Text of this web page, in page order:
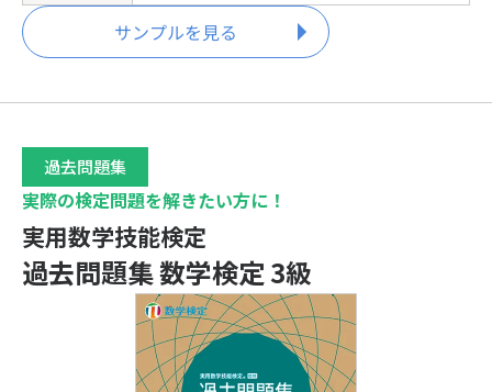
サンプルを見る
過去問題集
実際の検定問題を解きたい方に！
実用数学技能検定
過去問題集 数学検定 3級